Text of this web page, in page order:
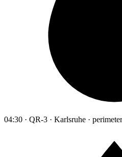
04:30 · QR-3 · Karlsruhe ·